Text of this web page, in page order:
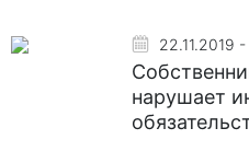
22.11.2019
нарушает